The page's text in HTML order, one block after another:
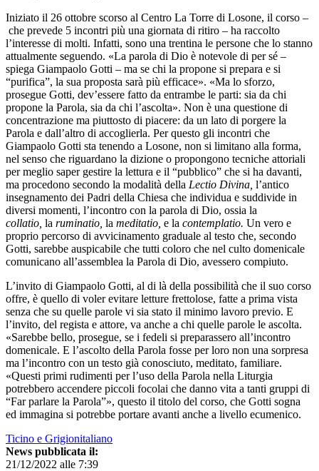
Iniziato il 26 ottobre scorso al Centro La Torre di Losone, il corso –
che prevede 5 incontri più una giornata di ritiro – ha raccolto
l’interesse di molti. Infatti, sono una trentina le persone che lo stanno
attualmente seguendo. «La parola di Dio è notevole di per sé –
spiega Giampaolo Gotti – ma se chi la propone si prepara e si
“purifica”, la sua proposta sarà più efficace». «Ma lo sforzo,
prosegue Gotti, dev’essere fatto da entrambe le parti: sia da chi
propone la Parola, sia da chi l’ascolta». Non è una questione di
concentrazione ma piuttosto di piacere: da un lato di porgere la
Parola e dall’altro di accoglierla. Per questo gli incontri che
Giampaolo Gotti sta tenendo a Losone, non si limitano alla forma,
nel senso che riguardano la dizione o propongono tecniche attoriali
per meglio saper gestire la lettura e il “pubblico” che si ha davanti,
ma procedono secondo la modalità della Lectio Divina, l’antico
insegnamento dei Padri della Chiesa che individua e suddivide in
diversi momenti, l’incontro con la parola di Dio, ossia la
collatio, la ruminatio, la meditatio, e la contemplatio. Un vero e
proprio percorso di avvicinamento graduale al testo che, secondo
Gotti, sarebbe auspicabile che tutti coloro che nel culto domenicale
comunicano all’assemblea la Parola di Dio, avessero compiuto.
L’invito di Giampaolo Gotti, al di là della possibilità che il suo corso
offre, è quello di voler evitare letture frettolose, fatte a prima vista
senza che su quelle parole vi sia stato il minimo lavoro previo. E
l’invito, del regista e attore, va anche a chi quelle parole le ascolta.
«Sarebbe bello, prosegue, se i fedeli si preparassero all’incontro
domenicale. E l’ascolto della Parola fosse per loro non una sorpresa
ma l’incontro con un testo già conosciuto, meditato, familiare.
«Questi primi rudimenti per l’uso della Parola nella Liturgia
potrebbero accendere piccoli focolai che danno vita a tanti gruppi di
“Far parlare la Parola”», questo il titolo del corso, che Gotti sogna
ed immagina si potrebbe portare avanti anche a livello ecumenico.
Ticino e Grigionitaliano
News pubblicata il:
21/12/2022 alle 7:39